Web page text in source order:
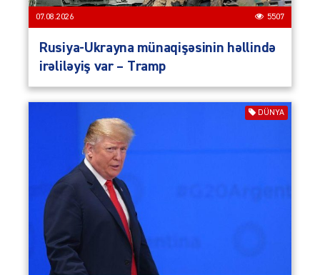
07.08.2026 5507
Rusiya-Ukrayna münaqişəsinin həllində
irəliləyiş var – Tramp
DÜNYA